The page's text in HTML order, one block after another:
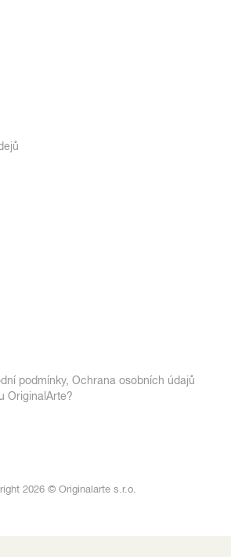
podmínky, Ochrana osobních údajů
OriginalArte?
2026 © Originalarte s.r.o.